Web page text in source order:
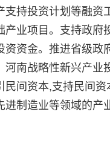
支持投资计划等融资
产业项目。支持政
资资金。推进省级
河南战略性新兴产
民间资本,支持民间
进制造业等领域的